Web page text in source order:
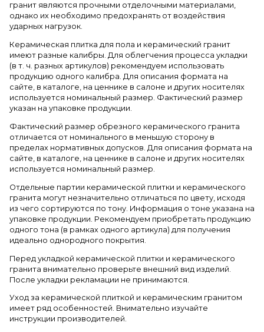
гранит являются прочными отделочными материалами,
однако их необходимо предохранять от воздействия
ударных нагрузок.
Керамическая плитка для пола и керамический гранит
имеют разные калибры. Для облегчения процесса укладки
(в т. ч. разных артикулов) рекомендуем использовать
продукцию одного калибра. Для описания формата на
сайте, в каталоге, на ценнике в салоне и других носителях
используется номинальный размер. Фактический размер
указан на упаковке продукции.
Фактический размер обрезного керамического гранита
отличается от номинального в меньшую сторону в
пределах нормативных допусков. Для описания формата на
сайте, в каталоге, на ценнике в салоне и других носителях
используется номинальный размер.
Отдельные партии керамической плитки и керамического
гранита могут незначительно отличаться по цвету, исходя
из чего сортируются по тону. Информация о тоне указана на
упаковке продукции. Рекомендуем приобретать продукцию
одного тона (в рамках одного артикула) для получения
идеально однородного покрытия.
Перед укладкой керамической плитки и керамического
гранита внимательно проверьте внешний вид изделий.
После укладки рекламации не принимаются.
Уход за керамической плиткой и керамическим гранитом
имеет ряд особенностей. Внимательно изучайте
инструкции производителей.